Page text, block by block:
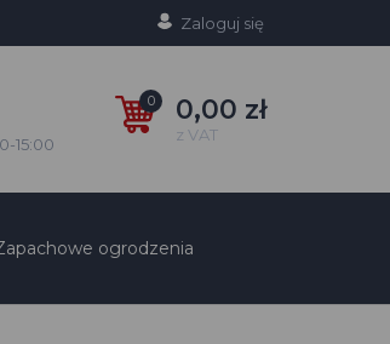
Zaloguj się
15:00
0 0,00 zł
z VAT
ogrodzenia